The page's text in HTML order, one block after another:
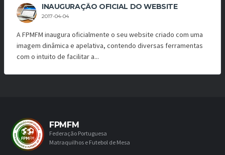
INAUGURAÇÃO OFICIAL DO WEBSITE
2017-04-04
A FPMFM inaugura oficialmente o seu website criado com uma
imagem dinâmica e apelativa, contendo diversas ferramentas
com o intuito de facilitar a...
FPMFM
Federação Portuguesa
Matraquilhos e Futebol de Mesa